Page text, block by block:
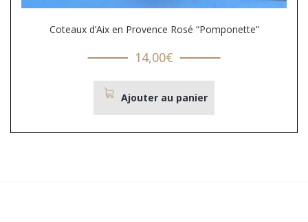
Coteaux d’Aix en Provence Rosé “Pomponette”
14,00€
Ajouter au panier